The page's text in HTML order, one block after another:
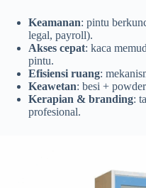
Keamanan: pintu
legal, payroll).
Akses cepat: kaca
pintu.
Efisiensi ruang:
Keawetan: besi +
Kerapian & branding:
profesional.